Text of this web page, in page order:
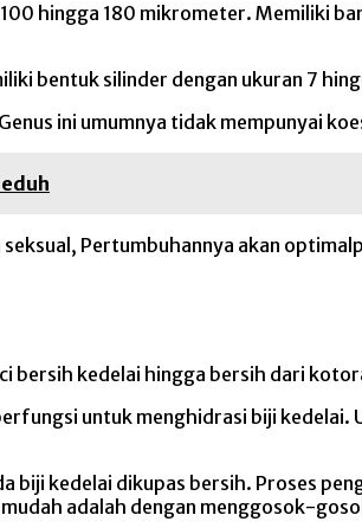
hingga 180 mikrometer. Memiliki
bentuk silinder dengan ukuran 7
ini umumnya tidak mempunyai
Pertumbuhannya akan
bersih kedelai hingga bersih dari
untuk menghidrasi biji
biji kedelai dikupas bersih. Proses
adalah dengan menggosok-